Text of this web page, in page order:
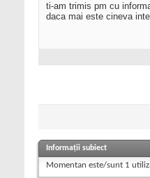
ti-am trimis pm cu
daca mai este cineva
Informații subiect
Momentan este/sunt 1